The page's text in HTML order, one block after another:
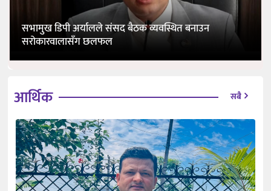
सभामुख डिपी अर्यालले संसद बैठक व्यवस्थित बनाउन
सरोकारवालासँग छलफल
आर्थिक सबै